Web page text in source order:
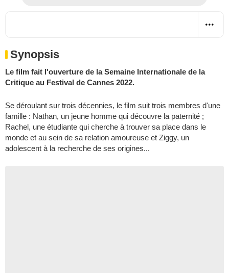
Synopsis
Le film fait l'ouverture de la Semaine Internationale de la
Critique au Festival de Cannes 2022.
Se déroulant sur trois décennies, le film suit trois membres d'une
famille : Nathan, un jeune homme qui découvre la paternité ;
Rachel, une étudiante qui cherche à trouver sa place dans le
monde et au sein de sa relation amoureuse et Ziggy, un
adolescent à la recherche de ses origines...